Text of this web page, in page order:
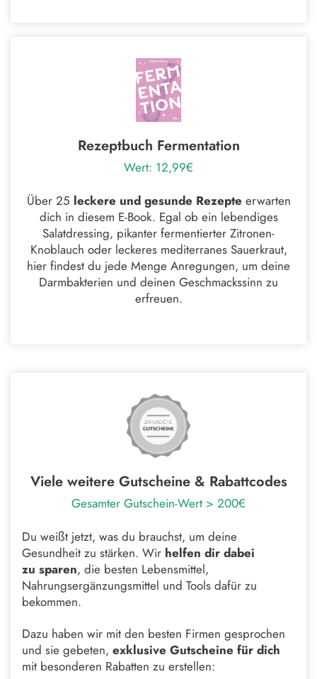
Rezeptbuch Fermentation
Wert: 12,99€
Über 25 leckere und gesunde Rezepte erwarten
dich in diesem E-Book. Egal ob ein lebendiges
Salatdressing, pikanter fermentierter Zitronen-
Knoblauch oder leckeres mediterranes Sauerkraut,
hier findest du jede Menge Anregungen, um deine
Darmbakterien und deinen Geschmackssinn zu
erfreuen.
Viele weitere Gutscheine & Rabattcodes
Gesamter Gutschein-Wert > 200€
Du weißt jetzt, was du brauchst, um deine
Gesundheit zu stärken. Wir helfen dir dabei
zu sparen, die besten Lebensmittel,
Nahrungsergänzungsmittel und Tools dafür zu
bekommen.
Dazu haben wir mit den besten Firmen gesprochen
und sie gebeten, exklusive Gutscheine für dich
mit besonderen Rabatten zu erstellen: